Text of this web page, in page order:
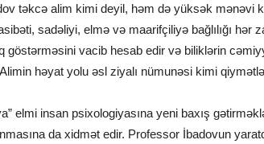
təkcə alim kimi deyil, həm də yüksək mənəvi
sadəliyi, elmə və maarifçiliyə bağlılığı hər
göstərməsini vacib hesab edir və biliklərin
həyat yolu əsl ziyalı nümunəsi kimi
elmi insan psixologiyasına yeni baxış
da xidmət edir. Professor İbadovun